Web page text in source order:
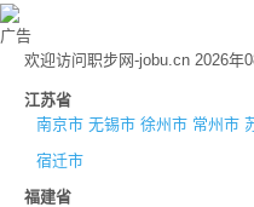
广告
欢迎访问职步网-jobu.cn 2026年
江苏省
南京市 无锡市 徐州市 常州市
宿迁市
福建省